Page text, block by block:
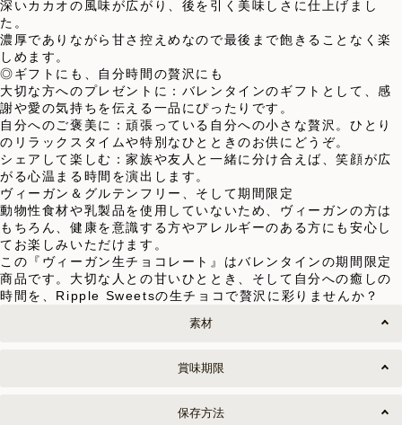
深いカカオの風味が広がり、後を引く美味しさに仕上げまし
た。
濃厚でありながら甘さ控えめなので最後まで飽きることなく楽
しめます。
◎ギフトにも、自分時間の贅沢にも
大切な方へのプレゼントに：バレンタインのギフトとして、感
謝や愛の気持ちを伝える一品にぴったりです。
自分へのご褒美に：頑張っている自分への小さな贅沢。ひとり
のリラックスタイムや特別なひとときのお供にどうぞ。
シェアして楽しむ：家族や友人と一緒に分け合えば、笑顔が広
がる心温まる時間を演出します。
ヴィーガン＆グルテンフリー、そして期間限定
動物性食材や乳製品を使用していないため、ヴィーガンの方は
もちろん、健康を意識する方やアレルギーのある方にも安心し
てお楽しみいただけます。
この『ヴィーガン生チョコレート』はバレンタインの期間限定
商品です。大切な人との甘いひととき、そして自分への癒しの
時間を、Ripple Sweetsの生チョコで贅沢に彩りませんか？
素材
賞味期限
保存方法